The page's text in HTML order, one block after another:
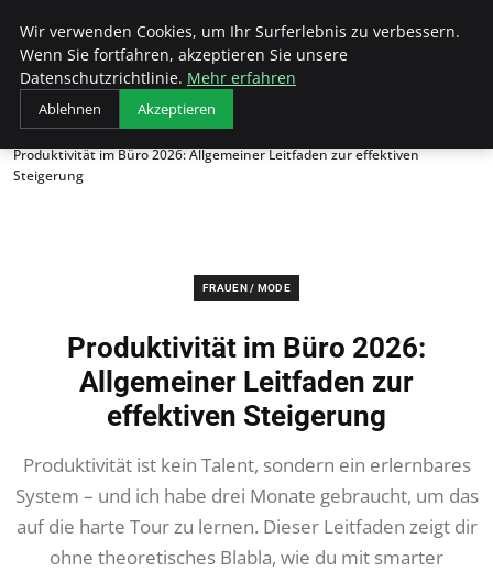
Unseretop10
Startseite
Frauen / Mode
Produktivität im Büro 2026: Allgemeiner Leitfaden zur effektiven
Steigerung
FRAUEN / MODE
Produktivität im Büro 2026:
Allgemeiner Leitfaden zur
effektiven Steigerung
Produktivität ist kein Talent, sondern ein erlernbares
System – und ich habe drei Monate gebraucht, um das
auf die harte Tour zu lernen. Dieser Leitfaden zeigt dir
ohne theoretisches Blabla, wie du mit smarter
Wir verwenden Cookies, um Ihr Surferlebnis zu verbessern.
Wenn Sie fortfahren, akzeptieren Sie unsere
Datenschutzrichtlinie. Mehr erfahren
Ablehnen Akzeptieren